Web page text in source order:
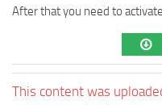
After that you need to
This content was